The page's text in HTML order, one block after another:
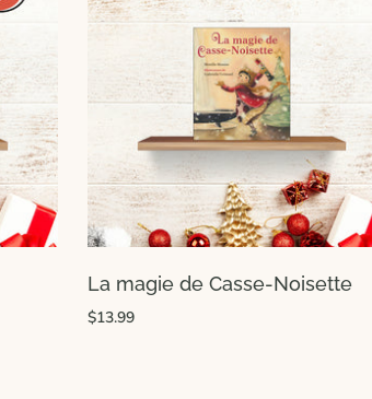
La magie de Casse-Noisette
$13.99